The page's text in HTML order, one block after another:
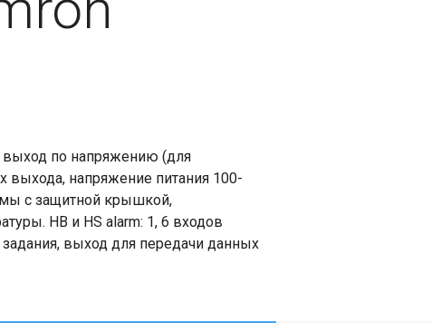
выход по напряжению (для
выхода, напряжение питания 100-
с защитной крышкой,
HB и HS alarm: 1, 6 входов
выход для передачи данных